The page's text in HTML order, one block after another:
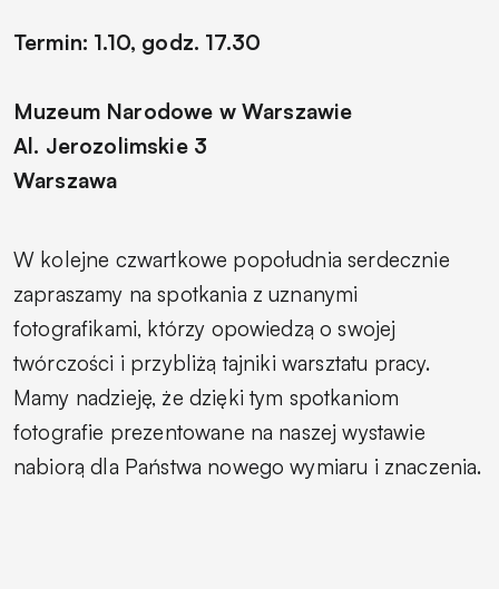
Termin: 1.10, godz. 17.30
Muzeum Narodowe w Warszawie
Al. Jerozolimskie 3
Warszawa
W kolejne czwartkowe popołudnia serdecznie
zapraszamy na spotkania z uznanymi
fotografikami, którzy opowiedzą o swojej
twórczości i przybliżą tajniki warsztatu pracy.
Mamy nadzieję, że dzięki tym spotkaniom
fotografie prezentowane na naszej wystawie
nabiorą dla Państwa nowego wymiaru i znaczenia.